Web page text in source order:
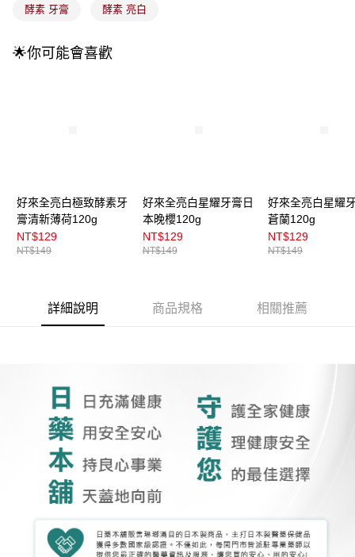
醒簡訊。
每筆NT$100，滿NT$899(含以上)免運費
每筆NT$100，滿NT$399(含以上)免運費
酵素 牙膏 酵素 亮白
🌟你可能會喜歡
好來全亮白極致酵素牙
膏清新薄荷120g
NT$129
NT$149
好來全亮白星耀牙膏日
本晚櫻120g
NT$129
NT$149
好來全亮白星耀
蒼蘭120g
NT$129
NT$149
詳細說明 商品規格 相關推薦